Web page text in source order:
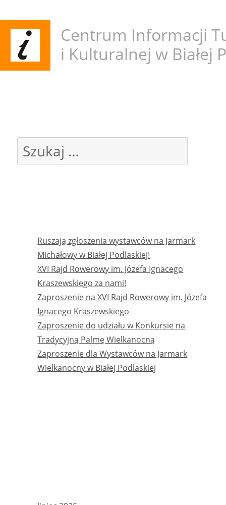
Centrum Informacji
i Kulturalnej w Białej
Szukaj:
Ruszają zgłoszenia wystawców na Jarmark
Michałowy w Białej Podlaskiej!
XVI Rajd Rowerowy im. Józefa Ignacego
Kraszewskiego za nami!
Zaproszenie na XVI Rajd Rowerowy im. Józefa
Ignacego Kraszewskiego
Zaproszenie do udziału w Konkursie na
Tradycyjną Palmę Wielkanocną
Zaproszenie dla Wystawców na Jarmark
Wielkanocny w Białej Podlaskiej